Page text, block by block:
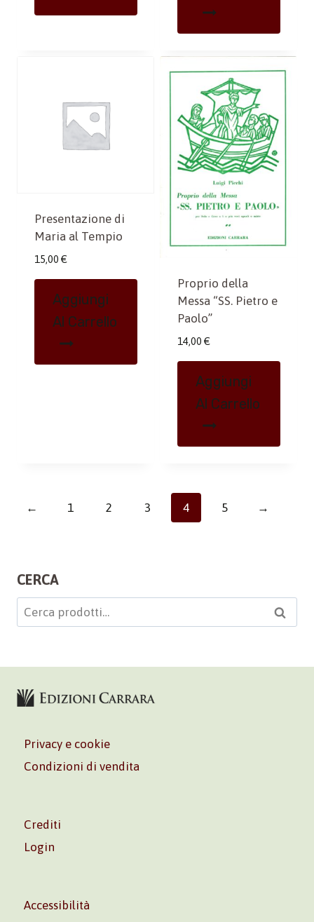
Presentazione di
Maria al Tempio
15,00 €
Aggiungi
Al Carrello
Proprio della
Messa “SS. Pietro e
Paolo”
14,00 €
Aggiungi
Al Carrello
← 1 2 3 4 5 →
CERCA
Cerca: Cerca
Privacy e cookie
Condizioni di vendita
Crediti
Login
Accessibilità